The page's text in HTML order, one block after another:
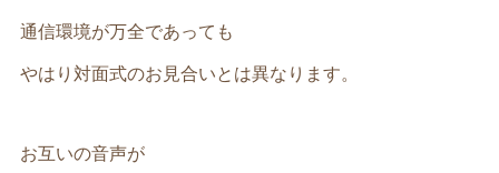
通信環境が万全であっても
やはり対面式のお見合いとは異なります。
お互いの音声が